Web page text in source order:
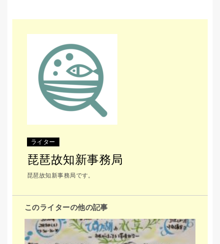
ライター
琵琶故知新事務局
琵琶故知新事務局です。
このライターの他の記事